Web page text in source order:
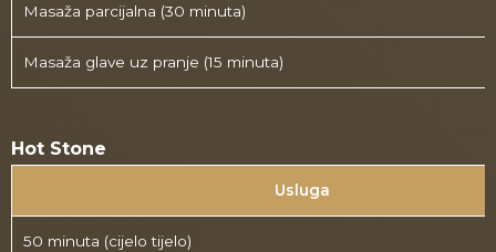
Masaža parcijalna (30 minuta)
Masaža glave uz pranje (15 minuta)
Hot Stone
Usluga
50 minuta (cijelo tijelo)